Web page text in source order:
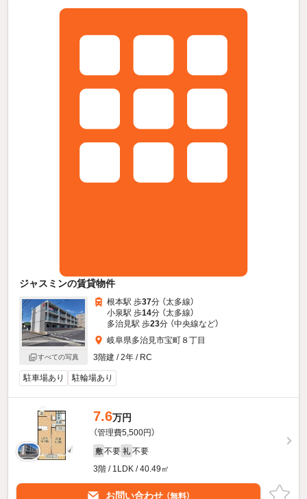
ジャスミンの賃貸物件
すべての写真
根本駅 歩37分 （太多線）
小泉駅 歩14分 （太多線）
多治見駅 歩23分 （中央線など）
岐阜県多治見市宝町８丁目
3階建 / 2年 / RC
駐車場あり 駐輪場あり
7.6万円
（管理費5,500円）
敷 不要 礼 不要
3階 / 1LDK / 40.49㎡
お問い合わせ （無料）